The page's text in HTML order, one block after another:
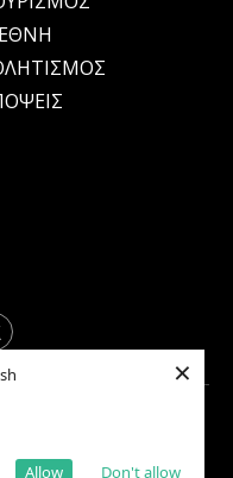
Don't allow
Allow
×